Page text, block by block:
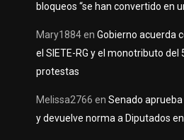
bloqueos “se han convertido en
Mary1884en Gobierno acuerda
el SIETE-RG y el monotributo del
protestas
Melissa2766 en Senado
y devuelve norma a Diputados